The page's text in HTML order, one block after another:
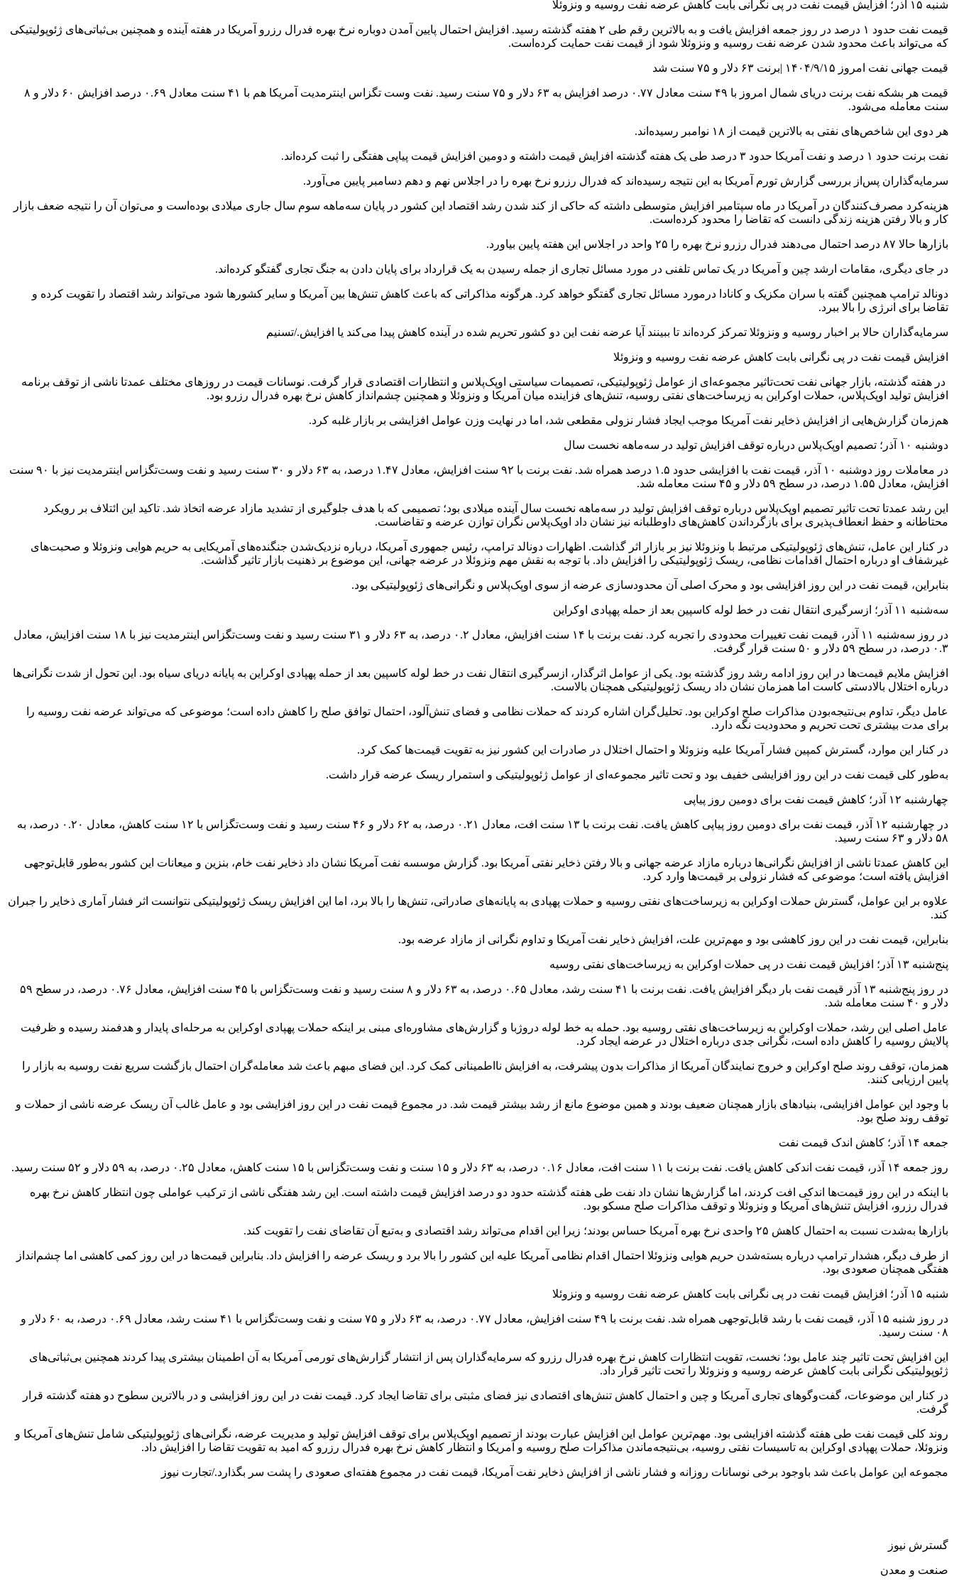
شنبه ۱۵ آذر؛ افزایش قیمت نفت در پی نگرانی بابت کاهش عرضه نفت روسیه و ونزوئلا
قیمت نفت حدود ۱ درصد در روز جمعه افزایش یافت و به بالاترین رقم طی ۲ هفته گذشته رسید. افزایش احتمال پایین آمدن دوباره نرخ بهره فدرال رزرو آمریکا در هفته آینده و همچنین بی‌ثباتی‌های ژئوپولیتیکی
که می‌تواند باعث محدود شدن عرضه نفت روسیه و ونزوئلا شود از قیمت نفت حمایت کرده‌است.
قیمت جهانی نفت امروز ۱۴۰۴/۹/۱۵ |برنت ۶۳ دلار و ۷۵ سنت شد
قیمت هر بشکه نفت برنت دریای شمال امروز با ۴۹ سنت معادل ۰.۷۷ درصد افزایش به ۶۳ دلار و ۷۵ سنت رسید. نفت وست تگزاس اینترمدیت آمریکا هم با ۴۱ سنت معادل ۰.۶۹ درصد افزایش ۶۰ دلار و ۸
سنت معامله می‌شود.
هر دوی این شاخص‌های نفتی به بالاترین قیمت از ۱۸ نوامبر رسیده‌اند.
نفت برنت حدود ۱ درصد و نفت آمریکا حدود ۳ درصد طی یک هفته گذشته افزایش قیمت داشته و دومین افزایش قیمت پیاپی هفتگی را ثبت کرده‌اند.
سرمایه‌گذاران پس‌از بررسی گزارش تورم آمریکا به این نتیجه رسیده‌اند که فدرال رزرو نرخ بهره را در اجلاس نهم و دهم دسامبر پایین می‌آورد.
هزینه‌کرد مصرف‌کنندگان در آمریکا در ماه سپتامبر افزایش متوسطی داشته که حاکی از کند شدن رشد اقتصاد این کشور در پایان سه‌ماهه سوم سال جاری میلادی بوده‌است و می‌توان آن را نتیجه ضعف بازار
کار و بالا رفتن هزینه زندگی دانست که تقاضا را محدود کرده‌است.
بازارها حالا ۸۷ درصد احتمال می‌دهند فدرال رزرو نرخ بهره را ۲۵ واحد در اجلاس این هفته پایین بیاورد.
در جای دیگری، مقامات ارشد چین و آمریکا در یک تماس تلفنی در مورد مسائل تجاری از جمله رسیدن به یک قرارداد برای پایان دادن به جنگ تجاری گفتگو کرده‌اند.
دونالد ترامپ همچنین گفته با سران مکزیک و کانادا درمورد مسائل تجاری گفتگو خواهد کرد. هرگونه مذاکراتی که باعث کاهش تنش‌ها بین آمریکا و سایر کشورها شود می‌تواند رشد اقتصاد را تقویت کرده و
تقاضا برای انرژی را بالا ببرد.
سرمایه‌گذاران حالا بر اخبار روسیه و ونزوئلا تمرکز کرده‌اند تا ببینند آیا عرضه نفت این دو کشور تحریم شده در آینده کاهش پیدا می‌کند یا افزایش./تسنیم
افزایش قیمت نفت در پی نگرانی بابت کاهش عرضه نفت روسیه و ونزوئلا
در هفته گذشته، بازار جهانی نفت تحت‌تاثیر مجموعه‌ای از عوامل ژئوپولیتیکی، تصمیمات سیاستی اوپک‌پلاس و انتظارات اقتصادی قرار گرفت. نوسانات قیمت در روزهای مختلف عمدتا ناشی از توقف برنامه
افزایش تولید اوپک‌پلاس، حملات اوکراین به زیرساخت‌های نفتی روسیه، تنش‌های فزاینده میان آمریکا و ونزوئلا و همچنین چشم‌انداز کاهش نرخ بهره فدرال رزرو بود.
هم‌زمان گزارش‌هایی از افزایش ذخایر نفت آمریکا موجب ایجاد فشار نزولی مقطعی شد، اما در نهایت وزن عوامل افزایشی بر بازار غلبه کرد.
دوشنبه ۱۰ آذر؛ تصمیم اوپک‌پلاس درباره توقف افزایش تولید در سه‌ماهه نخست سال
در معاملات روز دوشنبه ۱۰ آذر، قیمت نفت با افزایشی حدود ۱.۵ درصد همراه شد. نفت برنت با ۹۲ سنت افزایش، معادل ۱.۴۷ درصد، به ۶۳ دلار و ۳۰ سنت رسید و نفت وست‌تگزاس اینترمدیت نیز با ۹۰ سنت
افزایش، معادل ۱.۵۵ درصد، در سطح ۵۹ دلار و ۴۵ سنت معامله شد.
این رشد عمدتا تحت تاثیر تصمیم اوپک‌پلاس درباره توقف افزایش تولید در سه‌ماهه نخست سال آینده میلادی بود؛ تصمیمی که با هدف جلوگیری از تشدید مازاد عرضه اتخاذ شد. تاکید این ائتلاف بر رویکرد
محتاطانه و حفظ انعطاف‌پذیری برای بازگرداندن کاهش‌های داوطلبانه نیز نشان داد اوپک‌پلاس نگران توازن عرضه‌ و تقاضاست.
در کنار این عامل، تنش‌های ژئوپولیتیکی مرتبط با ونزوئلا نیز بر بازار اثر گذاشت. اظهارات دونالد ترامپ، رئیس جمهوری آمریکا، درباره نزدیک‌شدن جنگنده‌های آمریکایی به حریم هوایی ونزوئلا و صحبت‌های
غیرشفاف او درباره احتمال اقدامات نظامی، ریسک ژئوپولیتیکی را افزایش داد. با توجه به نقش مهم ونزوئلا در عرضه جهانی، این موضوع بر ذهنیت بازار تاثیر گذاشت.
بنابراین، قیمت نفت در این روز افزایشی بود و محرک اصلی آن محدودسازی عرضه از سوی اوپک‌پلاس و نگرانی‌های ژئوپولیتیکی بود.
سه‌شنبه ۱۱ آذر؛ ازسرگیری انتقال نفت در خط لوله کاسپین بعد از حمله پهپادی اوکراین
در روز سه‌شنبه ۱۱ آذر، قیمت نفت تغییرات محدودی را تجربه کرد. نفت برنت با ۱۴ سنت افزایش، معادل ۰.۲ درصد، به ۶۳ دلار و ۳۱ سنت رسید و نفت وست‌تگزاس اینترمدیت نیز با ۱۸ سنت افزایش، معادل
۰.۳ درصد، در سطح ۵۹ دلار و ۵۰ سنت قرار گرفت.
افزایش ملایم قیمت‌ها در این روز ادامه رشد روز گذشته بود. یکی از عوامل اثرگذار، ازسرگیری انتقال نفت در خط لوله کاسپین بعد از حمله پهپادی اوکراین به پایانه دریای سیاه بود. این تحول از شدت نگرانی‌ها
درباره اختلال بالادستی کاست اما همزمان نشان داد ریسک ژئوپولیتیکی همچنان بالاست.
عامل دیگر، تداوم بی‌نتیجه‌بودن مذاکرات صلح اوکراین بود. تحلیل‌گران اشاره کردند که حملات نظامی و فضای تنش‌آلود، احتمال توافق صلح را کاهش داده است؛ موضوعی که می‌تواند عرضه نفت روسیه را
برای مدت بیشتری تحت تحریم و محدودیت نگه دارد.
در کنار این موارد، گسترش کمپین فشار آمریکا علیه ونزوئلا و احتمال اختلال در صادرات این کشور نیز به تقویت قیمت‌ها کمک کرد.
به‌طور کلی قیمت نفت در این روز افزایشی خفیف بود و تحت تاثیر مجموعه‌ای از عوامل ژئوپولیتیکی و استمرار ریسک عرضه قرار داشت.
چهارشنبه ۱۲ آذر؛ کاهش قیمت نفت برای دومین روز پیاپی
در چهارشنبه ۱۲ آذر، قیمت نفت برای دومین روز پیاپی کاهش یافت. نفت برنت با ۱۳ سنت افت، معادل ۰.۲۱ درصد، به ۶۲ دلار و ۴۶ سنت رسید و نفت وست‌تگزاس با ۱۲ سنت کاهش، معادل ۰.۲۰ درصد، به
۵۸ دلار و ۶۳ سنت رسید.
این کاهش عمدتا ناشی از افزایش نگرانی‌ها درباره مازاد عرضه جهانی و بالا رفتن ذخایر نفتی آمریکا بود. گزارش موسسه نفت آمریکا نشان داد ذخایر نفت خام، بنزین و میعانات این کشور به‌طور قابل‌توجهی
افزایش یافته است؛ موضوعی که فشار نزولی بر قیمت‌ها وارد کرد.
علاوه بر این عوامل، گسترش حملات اوکراین به زیرساخت‌های نفتی روسیه و حملات پهپادی به پایانه‌های صادراتی، تنش‌ها را بالا برد، اما این افزایش ریسک ژئوپولیتیکی نتوانست اثر فشار آماری ذخایر را جبران
کند.
بنابراین، قیمت نفت در این روز کاهشی بود و مهم‌ترین علت، افزایش ذخایر نفت آمریکا و تداوم نگرانی از مازاد عرضه بود.
پنج‌شنبه ۱۳ آذر؛ افزایش قیمت نفت در پی حملات اوکراین به زیرساخت‌های نفتی روسیه
در روز پنج‌شنبه ۱۳ آذر قیمت نفت بار دیگر افزایش یافت. نفت برنت با ۴۱ سنت رشد، معادل ۰.۶۵ درصد، به ۶۳ دلار و ۸ سنت رسید و نفت وست‌تگزاس با ۴۵ سنت افزایش، معادل ۰.۷۶ درصد، در سطح ۵۹
دلار و ۴۰ سنت معامله شد.
عامل اصلی این رشد، حملات اوکراین به زیرساخت‌های نفتی روسیه بود. حمله به خط لوله دروژبا و گزارش‌های مشاوره‌ای مبنی بر اینکه حملات پهپادی اوکراین به مرحله‌ای پایدار و هدفمند رسیده و ظرفیت
پالایش روسیه را کاهش داده است، نگرانی جدی درباره اختلال در عرضه ایجاد کرد.
همزمان، توقف روند صلح اوکراین و خروج نمایندگان آمریکا از مذاکرات بدون پیشرفت، به افزایش نااطمینانی کمک کرد. این فضای مبهم باعث شد معامله‌گران احتمال بازگشت سریع نفت روسیه به بازار را
پایین ارزیابی کنند.
با وجود این عوامل افزایشی، بنیادهای بازار همچنان ضعیف بودند و همین موضوع مانع از رشد بیشتر قیمت شد. در مجموع قیمت نفت در این روز افزایشی بود و عامل غالب آن ریسک عرضه ناشی از حملات و
توقف روند صلح بود.
جمعه ۱۴ آذر؛ کاهش اندک قیمت نفت
روز جمعه ۱۴ آذر، قیمت نفت اندکی کاهش یافت. نفت برنت با ۱۱ سنت افت، معادل ۰.۱۶ درصد، به ۶۳ دلار و ۱۵ سنت و نفت وست‌تگزاس با ۱۵ سنت کاهش، معادل ۰.۲۵ درصد، به ۵۹ دلار و ۵۲ سنت رسید.
با اینکه در این روز قیمت‌ها اندکی افت کردند، اما گزارش‌ها نشان داد نفت طی هفته گذشته حدود دو درصد افزایش قیمت داشته است. این رشد هفتگی ناشی از ترکیب عواملی چون انتظار کاهش نرخ بهره
فدرال رزرو، افزایش تنش‌های آمریکا و ونزوئلا و توقف مذاکرات صلح مسکو بود.
بازارها به‌شدت نسبت به احتمال کاهش ۲۵ واحدی نرخ بهره آمریکا حساس بودند؛ زیرا این اقدام می‌تواند رشد اقتصادی و به‌تبع آن تقاضای نفت را تقویت کند.
از طرف دیگر، هشدار ترامپ درباره بسته‌شدن حریم هوایی ونزوئلا احتمال اقدام نظامی آمریکا علیه این کشور را بالا برد و ریسک عرضه را افزایش داد. بنابراین قیمت‌ها در این روز کمی کاهشی اما چشم‌انداز
هفتگی همچنان صعودی بود.
شنبه ۱۵ آذر؛ افزایش قیمت نفت در پی نگرانی بابت کاهش عرضه نفت روسیه و ونزوئلا
در روز شنبه ۱۵ آذر، قیمت نفت با رشد قابل‌توجهی همراه شد. نفت برنت با ۴۹ سنت افزایش، معادل ۰.۷۷ درصد، به ۶۳ دلار و ۷۵ سنت و نفت وست‌تگزاس با ۴۱ سنت رشد، معادل ۰.۶۹ درصد، به ۶۰ دلار و
۰۸ سنت رسید.
این افزایش تحت تاثیر چند عامل بود؛ نخست، تقویت انتظارات کاهش نرخ بهره فدرال رزرو که سرمایه‌گذاران پس از انتشار گزارش‌های تورمی آمریکا به آن اطمینان بیشتری پیدا کردند همچنین بی‌ثباتی‌های
ژئوپولیتیکی نگرانی بابت کاهش عرضه روسیه و ونزوئلا را تحت تاثیر قرار داد.
در کنار این موضوعات، گفت‌وگوهای تجاری آمریکا و چین و احتمال کاهش تنش‌های اقتصادی نیز فضای مثبتی برای تقاضا ایجاد کرد. قیمت نفت در این روز افزایشی و در بالاترین سطوح دو هفته گذشته قرار
گرفت.
روند کلی قیمت نفت طی هفته گذشته افزایشی بود. مهم‌ترین عوامل این افزایش عبارت بودند از تصمیم اوپک‌پلاس برای توقف افزایش تولید و مدیریت عرضه، نگرانی‌های ژئوپولیتیکی شامل تنش‌های آمریکا و
ونزوئلا، حملات پهپادی اوکراین به تاسیسات نفتی روسیه، بی‌نتیجه‌ماندن مذاکرات صلح روسیه و آمریکا و انتظار کاهش نرخ بهره فدرال رزرو که امید به تقویت تقاضا را افزایش داد.
مجموعه این عوامل باعث شد باوجود برخی نوسانات روزانه و فشار ناشی از افزایش ذخایر نفت آمریکا، قیمت نفت در مجموع هفته‌ای صعودی را پشت سر بگذارد./تجارت نیوز
گسترش نیوز
صنعت و معدن